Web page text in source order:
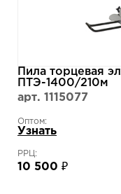
Пила торцевая
ПТЭ-1400/210м
арт. 1115077
Оптом:
Узнать
РРЦ:
10 500 ₽